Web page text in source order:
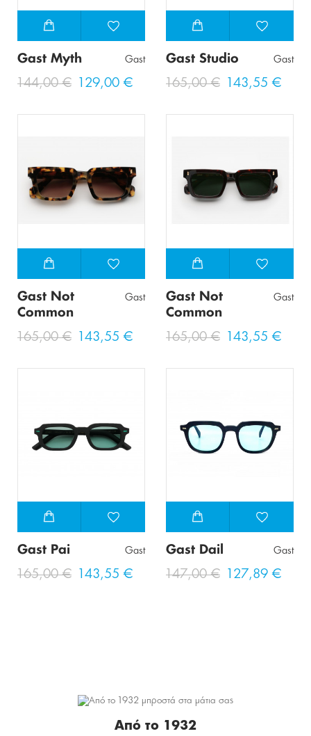
Gast Myth Gast
144,00 € 129,00 €
Gast Studio Gast
165,00 € 143,55 €
Gast Not
Common
Gast
165,00 € 143,55 €
Gast Not
Common
Gast
165,00 € 143,55 €
Gast Pai Gast
165,00 € 143,55 €
Gast Dail Gast
147,00 € 127,89 €
Από το 1932